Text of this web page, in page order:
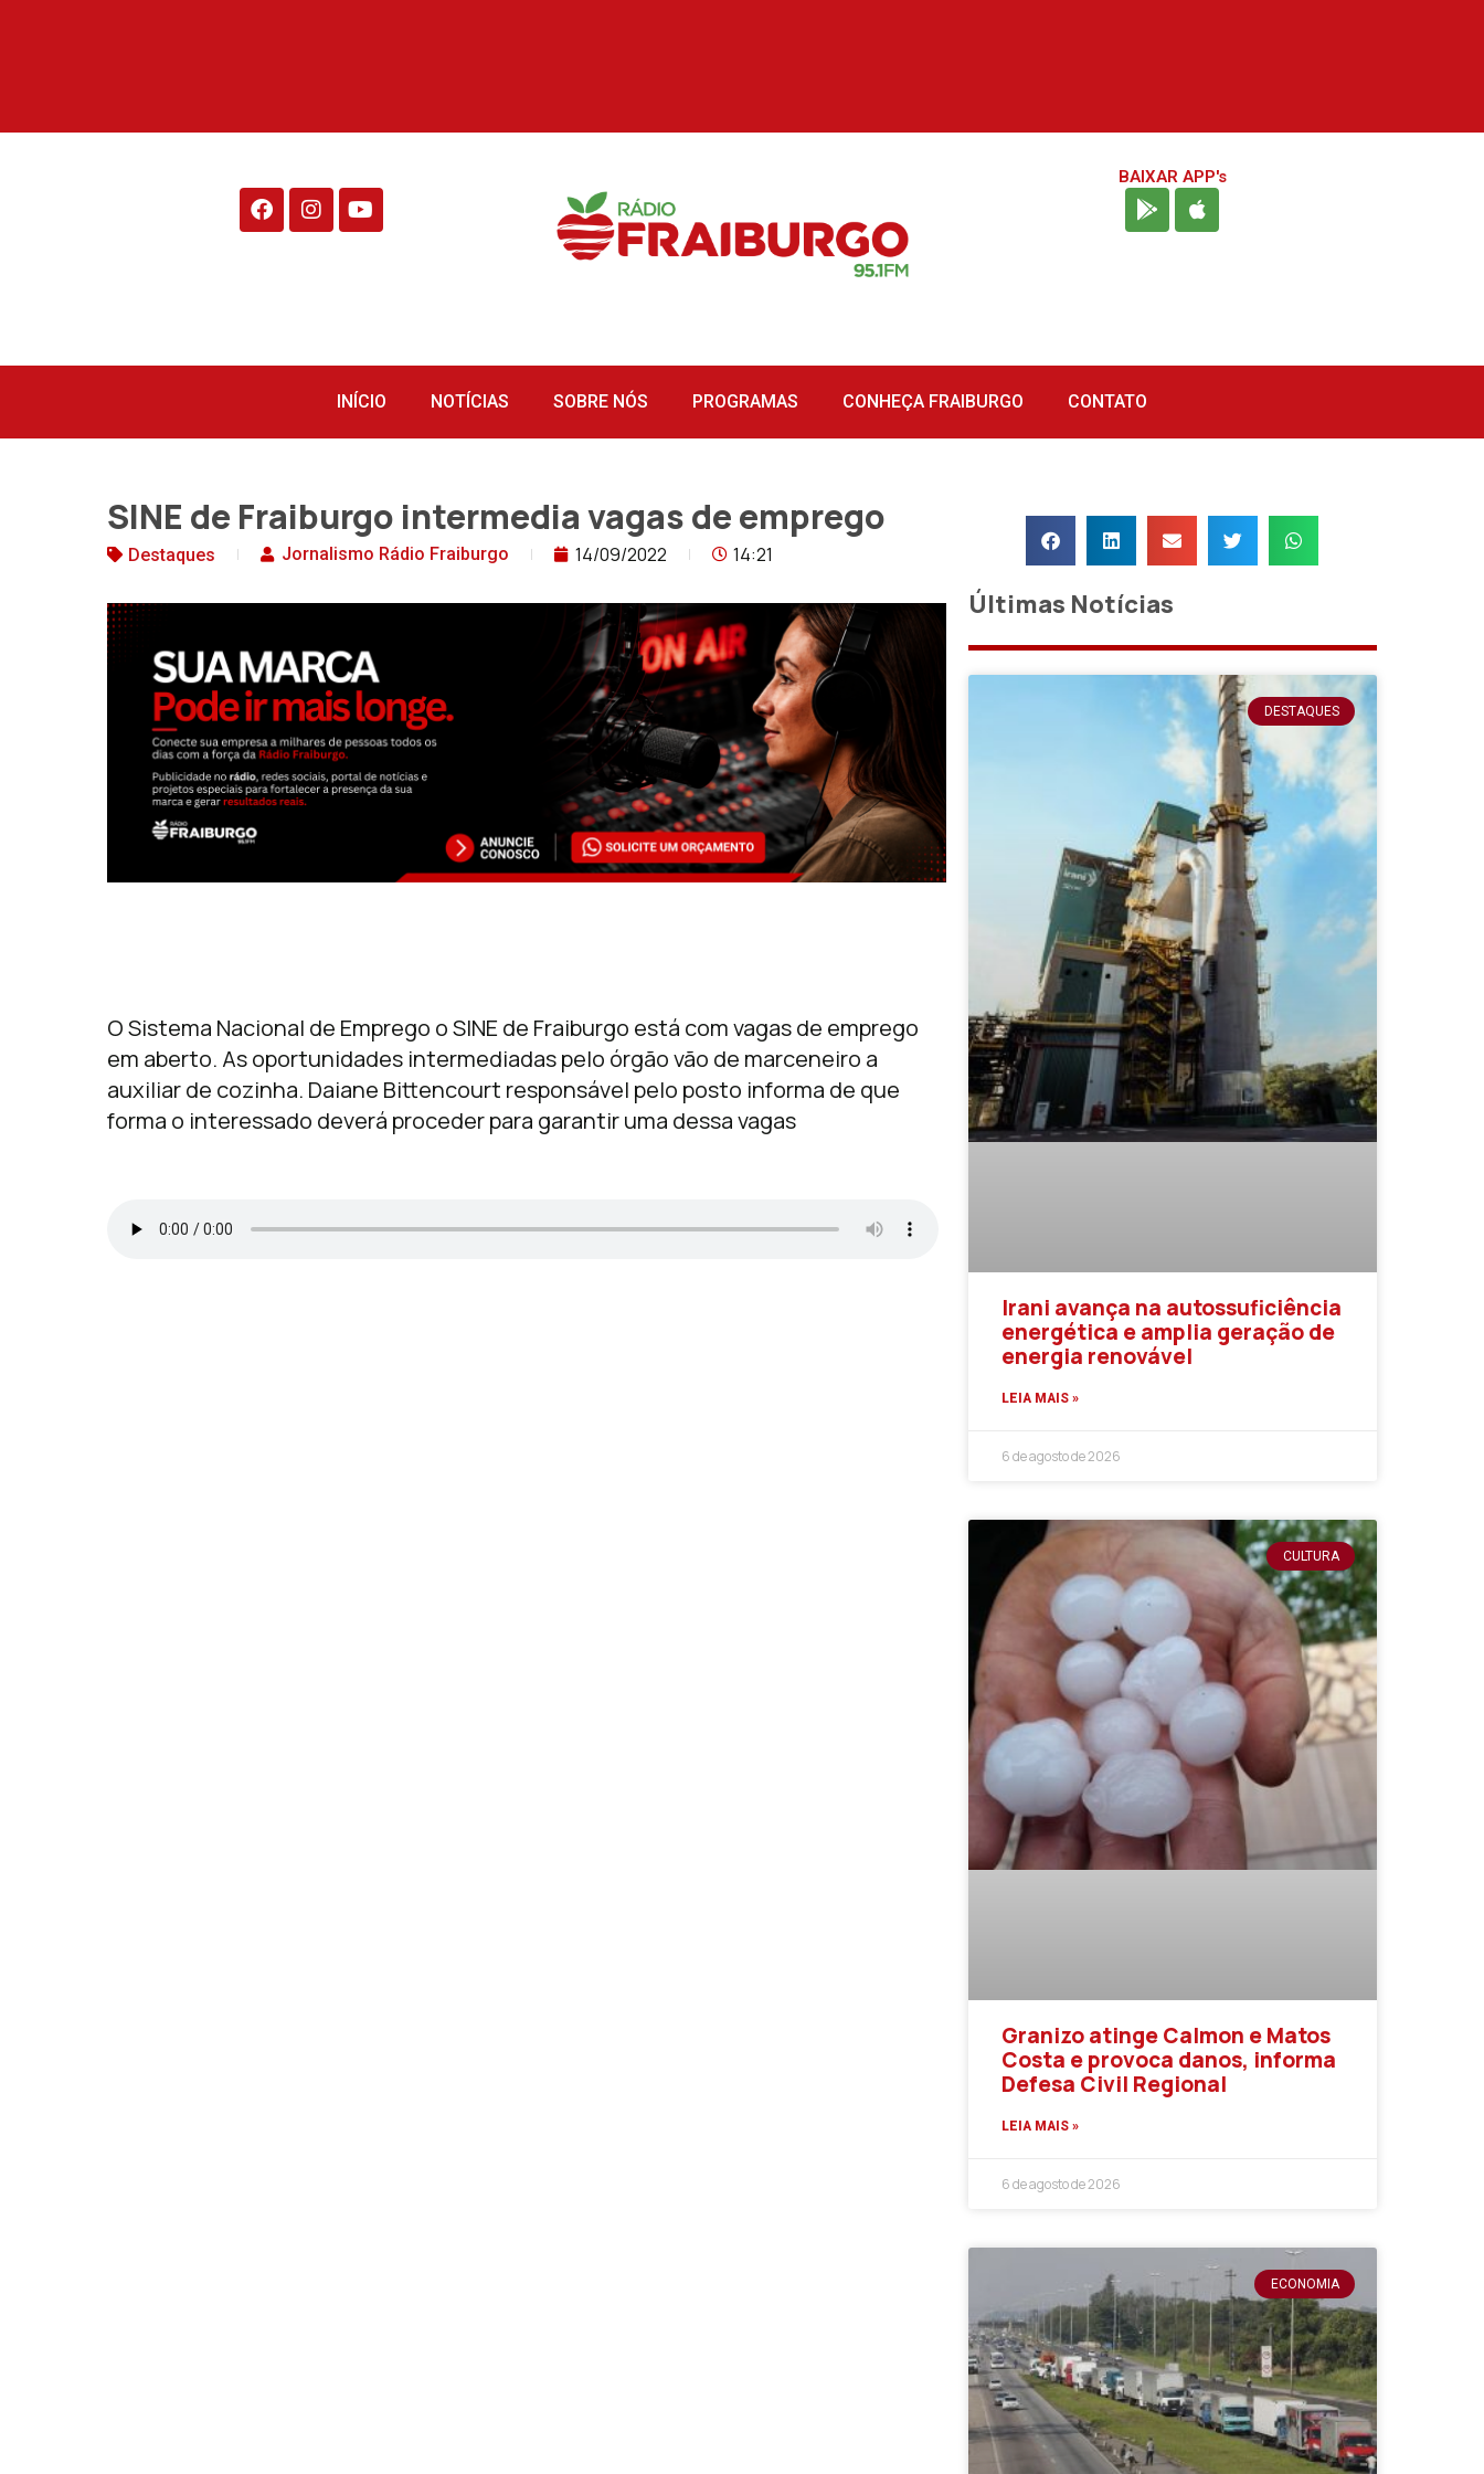
BAIXAR APP's
INÍCIO NOTÍCIAS SOBRE NÓS PROGRAMAS CONHEÇA FRAIBURGO CONTATO
SINE de Fraiburgo intermedia vagas de emprego
Destaques Jornalismo Rádio Fraiburgo 14/09/2022 14:21
O Sistema Nacional de Emprego o SINE de Fraiburgo está com vagas de emprego
em aberto. As oportunidades intermediadas pelo órgão vão de marceneiro a
auxiliar de cozinha. Daiane Bittencourt responsável pelo posto informa de que
forma o interessado deverá proceder para garantir uma dessa vagas
Últimas Notícias
DESTAQUES
Irani avança na autossuficiência
energética e amplia geração de
energia renovável
LEIA MAIS »
6 de agosto de 2026
CULTURA
Granizo atinge Calmon e Matos
Costa e provoca danos, informa
Defesa Civil Regional
LEIA MAIS »
6 de agosto de 2026
ECONOMIA